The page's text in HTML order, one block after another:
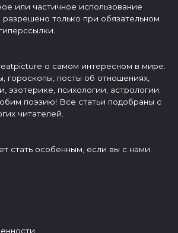
или частичное использование
разрешено только при обязательном
о самом интересном в мире.
гороскопы, посты об отношениях,
эзотерике, психологии, астрологии.
поэзию! Все статьи подобраны с
читателей.
стать особенным, если вы с нами.